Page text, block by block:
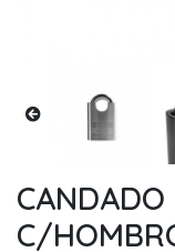
CANDADO
C/